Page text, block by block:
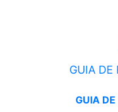
GUIA DE
GUIA DE